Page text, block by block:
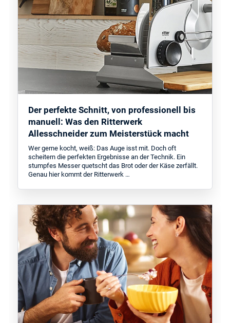
Der perfekte Schnitt, von professionell bis
manuell: Was den Ritterwerk
Allesschneider zum Meisterstück macht
Wer gerne kocht, weiß: Das Auge isst mit. Doch oft
scheitern die perfekten Ergebnisse an der Technik. Ein
stumpfes Messer quetscht das Brot oder der Käse zerfällt.
Genau hier kommt der Ritterwerk …